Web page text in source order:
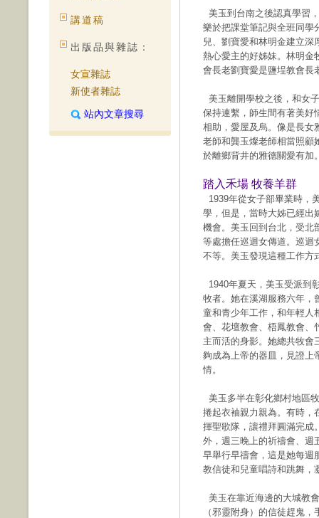
講道稿
出版品與雜誌：
女宣雜誌
新使者雜誌
站內文章搜尋
美玉到台南之後認真學習
樂於把課堂筆記與全班同學
兒、劉寶愛和林明金建立深
熱心愛主的好姊妹。林明金
會長老劉寶愛是鹽埕教會長
美玉離開學校之後，和女
保持連繫，師生間有著美好
相助，愛屋及烏。像是長女
老師和龔玉燦老師相當照顧
於離鄉背井的雅德關愛有加
踏入禾場 牧養羊群
1939年從女子部畢業時，
學，但是，當時大姊已經出
機會。美玉回到台北，受北
等處擔任巡迴女傳道。巡迴
不等。美玉發現這種工作方
1940年夏天，美玉受派到
牧者。她在溪湖服務六年，
童和青少年工作，和年輕人
會、花壇教會、梧鳳教會、
主而活的身影。她總共牧會
夠成為上帝的器皿，見證上
情。
美玉多半在彰化鄉村地區
捲起衣袖親力親為。有時，
揮聖歌隊，讓禮拜圓滿完成
外，週三晚上的祈禱會、週
早舉行早禱會，這是她每週
教信徒和兒童唱詩和跳舞，
美玉在靠近海邊的大城教
（邪靈附身）的信徒趕鬼